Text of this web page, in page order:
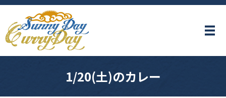
メ
1/20(土)のカレー